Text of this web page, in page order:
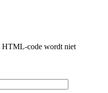
HTML-code wordt niet